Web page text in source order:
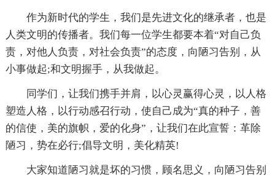
作为新时代的学生，我们是先进文化的继承者，也是
人类文明的传播者。我们每一位学生都要本着“对自己负
责，对他人负责，对社会负责”的态度，向陋习告别，从
小事做起;和文明握手，从我做起。
同学们，让我们携手并肩，以心灵赢得心灵，以人格
塑造人格，以行动感召行动，使自己成为“真的种子，善
的信使，美的旗帜，爱的化身”，让我们在此宣誓：革除
陋习，势在必行;倡导文明，美化精英!
大家知道陋习就是坏的习惯，顾名思义，向陋习告别